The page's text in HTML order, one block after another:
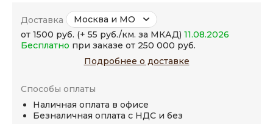
Доставка
Москва и МО
от 1500 руб. (+ 55 руб./км. за МКАД) 11.08.2026
Бесплатно при заказе от 250 000 руб.
Подробнее о доставке
Способы оплаты
Наличная оплата в офисе
Безналичная оплата с НДС и без